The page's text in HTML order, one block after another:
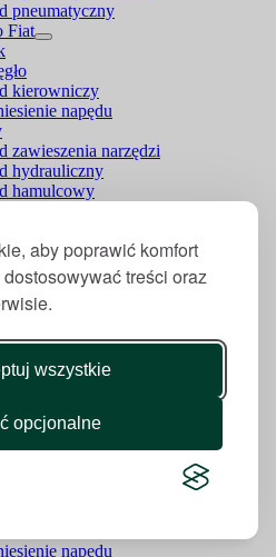
aby poprawić komfort
treści oraz
wszystkie
opcjonalne
pneumatyczny
Fiat
kierowniczy
napędu
zawieszenia narzędzi
hydrauliczny
hamulcowy
pneumatyczny
JCB
kierowniczy
kabiny i karoserii
napędu
hamulcowy
napędu